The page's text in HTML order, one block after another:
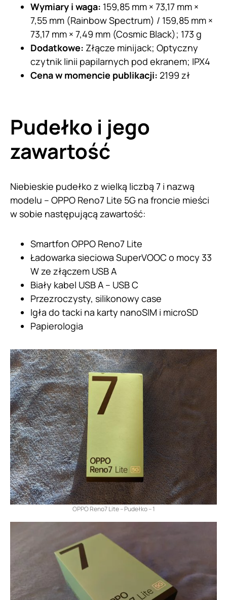
Wymiary i waga: 159,85 mm × 73,17 mm ×
7,55 mm (Rainbow Spectrum) / 159,85 mm ×
73,17 mm × 7,49 mm (Cosmic Black); 173 g
Dodatkowe: Złącze minijack; Optyczny
czytnik linii papilarnych pod ekranem; IPX4
Cena w momencie publikacji: 2199 zł
Pudełko i jego
zawartość
Niebieskie pudełko z wielką liczbą 7 i nazwą
modelu – OPPO Reno7 Lite 5G na froncie mieści
w sobie następującą zawartość:
Smartfon OPPO Reno7 Lite
Ładowarka sieciowa SuperVOOC o mocy 33
W ze złączem USB A
Biały kabel USB A – USB C
Przezroczysty, silikonowy case
Igła do tacki na karty nanoSIM i microSD
Papierologia
OPPO Reno7 Lite – Pudełko – 1